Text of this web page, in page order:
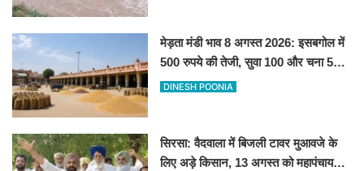
मेड़ता मंडी भाव 8 अगस्त 2026: इसबगोल में
500 रुपये की तेजी, सुवा 100 और चना 50
रूपए मंदे
DINESH POONIA
सिरसा: वैदवाला में बिजली टावर मुआवजे के
लिए अड़े किसान, 13 अगस्त को महापंचायत